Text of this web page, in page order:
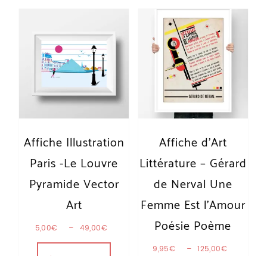
Affiche Illustration
Paris -Le Louvre
Pyramide Vector
Art
5,00€ – 49,00€ Plage de prix : 5,00€ à 49,00€
Ce produit a plusieurs variations. Les
Affiche d’Art
Littérature – Gérard
de Nerval Une
Femme Est l’Amour
Poésie Poème
9,95€ – 125,00€